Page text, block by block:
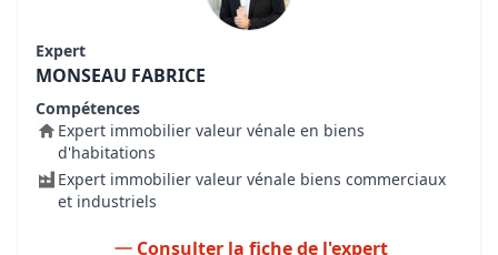
Expert
MONSEAU FABRICE
Compétences
Expert immobilier valeur vénale en biens
d'habitations
Expert immobilier valeur vénale biens commerciaux
et industriels
Consulter la fiche de l'expert